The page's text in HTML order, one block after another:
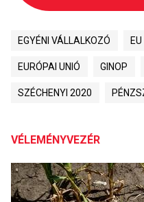
EGYÉNI VÁLLALKOZÓ EU
EURÓPAI UNIÓ GINOP
SZÉCHENYI 2020
VÉLEMÉNYVEZÉR